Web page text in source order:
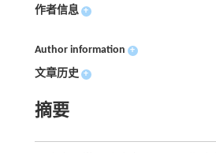
作者信息 +
Author information +
文章历史 +
摘要